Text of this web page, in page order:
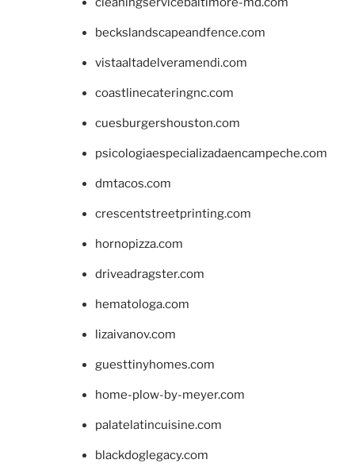
beckslandscapeandfence.com
vistaaltadelveramendi.com
coastlinecateringnc.com
cuesburgershouston.com
psicologiaespecializadaencampeche.com
dmtacos.com
crescentstreetprinting.com
hornopizza.com
driveadragster.com
hematologa.com
lizaivanov.com
guesttinyhomes.com
home-plow-by-meyer.com
palatelatincuisine.com
blackdoglegacy.com